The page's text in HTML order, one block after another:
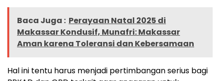
Baca Juga : Perayaan Natal 2025 di
Makassar Kondusif, Munafri: Makassar
Aman karena Toleransi dan Kebersamaan
Hal ini tentu harus menjadi pertimbangan serius bagi